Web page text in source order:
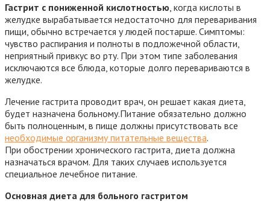
Гастрит с пониженной кислотностью , когда кислоты в
желудке вырабатывается недостаточно для переваривания
пищи, обычно встречается у людей постарше. Симптомы:
чувство распирания и полноты в подложечной области,
неприятный привкус во рту. При этом типе заболевания
исключаются все блюда, которые долго перевариваются в
желудке.
Лечение гастрита проводит врач, он решает какая диета,
будет назначена больному.Питание обязательно должно
быть полноценным, в пище должны присутствовать все
необходимые организму питательные вещества.
При обострении хронического гастрита, диета должна
назначаться врачом. Для таких случаев используется
специальное лечебное питание.
Основная диета для больного гастритом